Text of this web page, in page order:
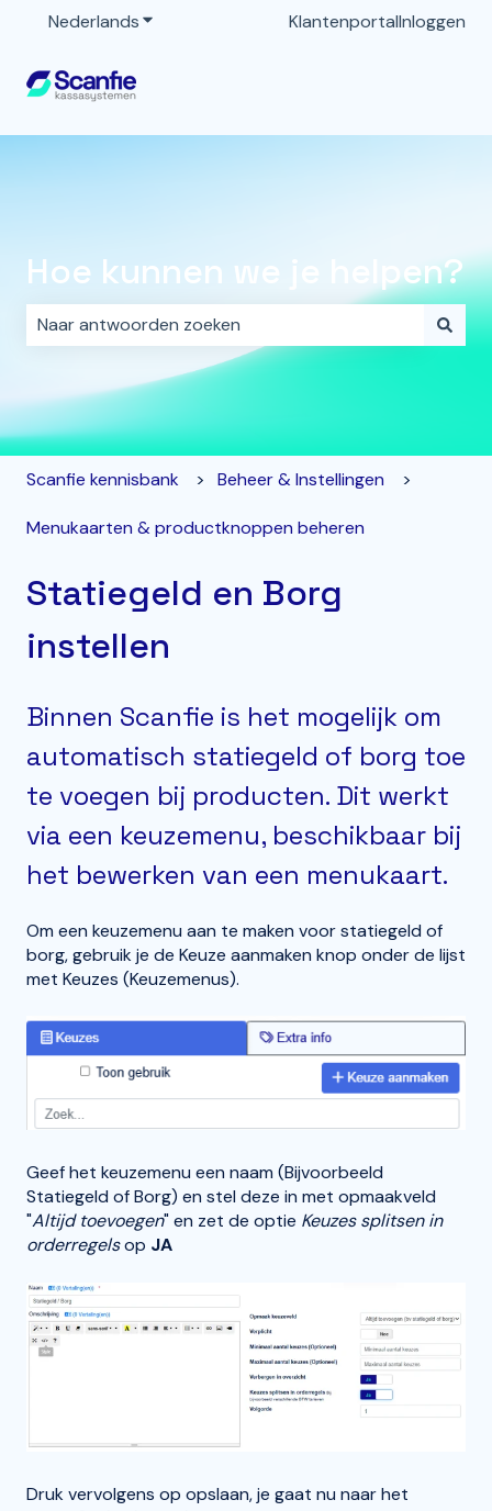
NederlandsSubmenu tonen voor vertalingen
KlantenportalInloggen
Hoe kunnen we je helpen?
Er zijn geen suggesties want het zoekveld is leeg.
Scanfie kennisbank Beheer & Instellingen
Menukaarten & productknoppen beheren
Statiegeld en Borg
instellen
Binnen Scanfie is het mogelijk om
automatisch statiegeld of borg toe
te voegen bij producten. Dit werkt
via een keuzemenu, beschikbaar bij
het bewerken van een menukaart.
Om een keuzemenu aan te maken voor statiegeld of
borg, gebruik je de Keuze aanmaken knop onder de lijst
met Keuzes (Keuzemenus).
Geef het keuzemenu een naam (Bijvoorbeeld
Statiegeld of Borg) en stel deze in met opmaakveld
"Altijd toevoegen" en zet de optie Keuzes splitsen in
orderregelsop JA
Druk vervolgens op opslaan, je gaat nu naar het